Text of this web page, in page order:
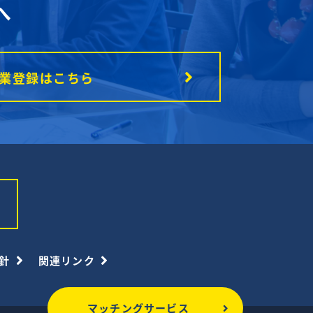
登録はこちら
関連リンク
マッチングサービス